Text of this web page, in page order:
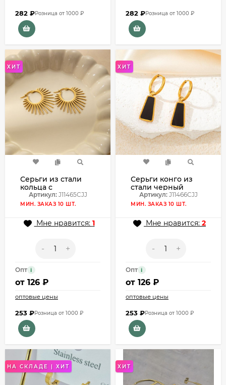
282 ₽Розница от 1000 ₽ 282 ₽Розница от 1000 ₽
ХИТ
Серьги из стали
кольца с
напылением
золотом J11465CJJ
Артикул:J11465CJJ
МИН. ЗАКАЗ 10 ШТ.
Мне нравится: 1
- +
Опт i
от 126 ₽
оптовые цены
253 ₽Розница от 1000 ₽
ХИТ
Серьги конго из
стали черный
кулон с
напылением
Артикул:J11466CJJ
МИН. ЗАКАЗ 10 ШТ.
Мне нравится: 2
- +
Опт i
от 126 ₽
оптовые цены
253 ₽Розница от 1000 ₽
НА СКЛАДЕ | ХИТ ХИТ